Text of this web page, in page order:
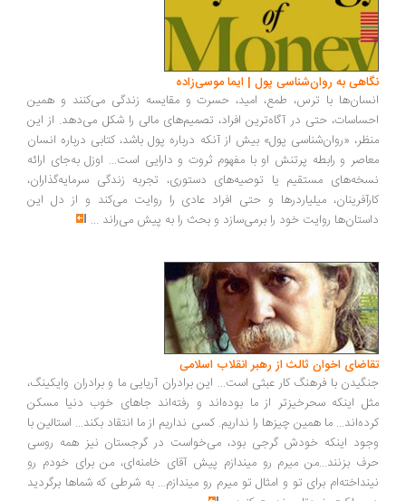
به روان‌شناسی پول | ایما موسی‌زاده
با ترس، طمع، امید، حسرت و مقایسه زندگی می‌کنند و همین
حتی در آگاه‌ترین افراد، تصمیم‌های مالی را شکل می‌دهد. از این
«روان‌شناسی پول» بیش از آنکه درباره پول باشد، کتابی درباره انسان
و رابطه پرتنش او با مفهوم ثروت و دارایی است... اوزل به‌جای ارائه
مستقیم یا توصیه‌های دستوری، تجربه زندگی سرمایه‌گذاران،
میلیاردرها و حتی افراد عادی را روایت می‌کند و از دل این
روایت خود را برمی‌سازد و بحث را به پیش می‌راند ...
اخوان ثالث از رهبر انقلاب اسلامی
با فرهنگ کار عبثی است... این برادران آریایی ما و برادران وایکینگ،
اینکه سحرخیزتر از ما بوده‌اند و رفته‌اند جاهای خوب دنیا مسکن
ما همین چیزها را نداریم. کسی نداریم از ما انتقاد بکند... استالین با
اینکه خودش گرجی بود، می‌خواست در گرجستان نیز همه روسی
بزنند...من میرم رو میندازم پیش آقای خامنه‌ای، من برای خودم رو
برای تو و امثال تو میرم رو میندازم... به شرطی که شماها برگردید